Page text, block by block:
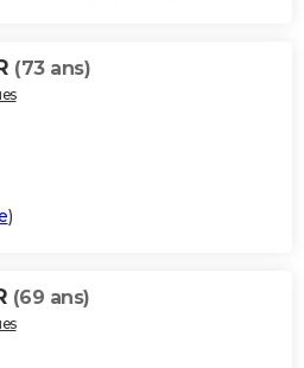
(73 ans)
)
(69 ans)